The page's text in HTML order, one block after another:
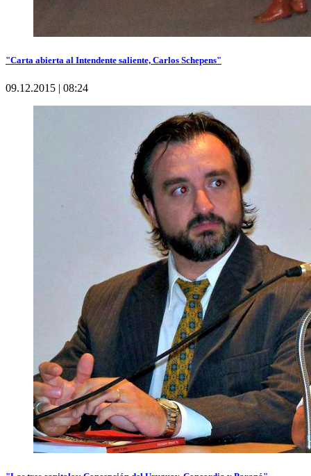
"Carta abierta al Intendente saliente, Carlos Schepens"
09.12.2015 | 08:24